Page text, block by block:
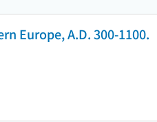
Europe, A.D. 300-1100.